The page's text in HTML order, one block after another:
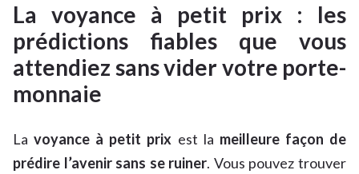
La voyance à petit prix : les
prédictions fiables que vous
attendiez sans vider votre porte-
monnaie
Lavoyance à petit prix est la meilleure façon de
prédire l’avenir sans se ruiner. Vous pouvez trouver